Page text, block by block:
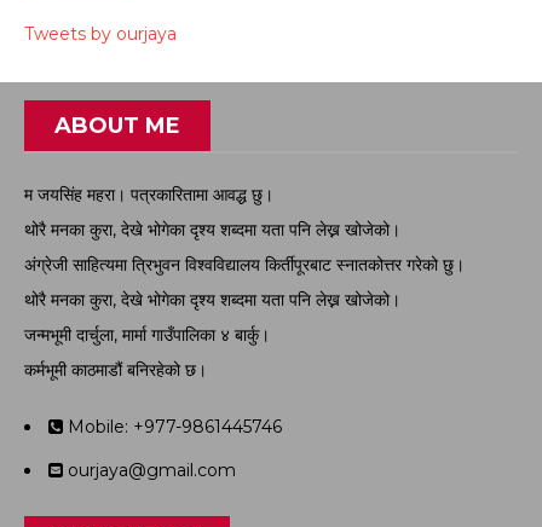
Tweets by ourjaya
ABOUT ME
म जयसिंह महरा। पत्रकारितामा आवद्ध छु।
थोरै मनका कुरा, देखे भोगेका दृश्य शब्दमा यता पनि लेख्न खोजेको।
अंग्रेजी साहित्यमा त्रिभुवन विश्वविद्यालय किर्तीपूरबाट स्नातकोत्तर गरेको छु।
थोरै मनका कुरा, देखे भोगेका दृश्य शब्दमा यता पनि लेख्न खोजेको।
जन्मभूमी दार्चुला, मार्मा गाउँपालिका ४ बार्कु।
कर्मभूमी काठमाडौं बनिरहेको छ।
Mobile: +977-9861445746
ourjaya@gmail.com